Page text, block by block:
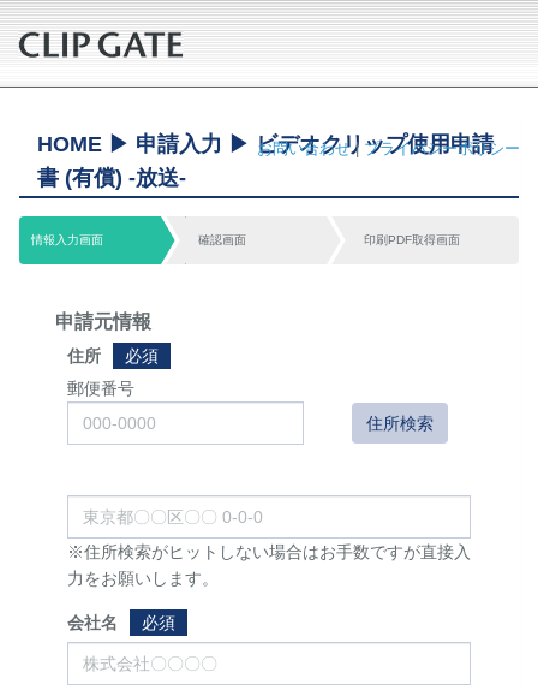
お問い合わせ | プライバシーポリシー
HOME ▶ 申請入力 ▶ ビデオクリップ使用申請
書 (有償) -放送-
情報入力画面 確認画面 印刷PDF取得画面
申請元情報
住所
必須
郵便番号
住所検索
※住所検索がヒットしない場合はお手数ですが直接入
力をお願いします。
会社名 必須